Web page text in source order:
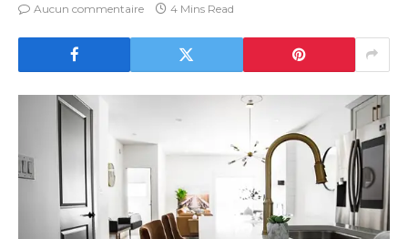
Aucun commentaire 4 Mins Read